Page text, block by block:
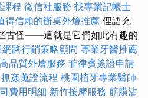
程 徵信社服務 找專業記帳士
得信賴的辦桌外燴推薦 俚語充
古怪——這就是它們如此有趣的
網路行銷策略顧問 專業牙醫推薦
品質外燴服務 菲律賓簽證申請
抓姦蒐證流程 桃園植牙專業醫師
費用明細 新竹按摩服務 筋膜沾